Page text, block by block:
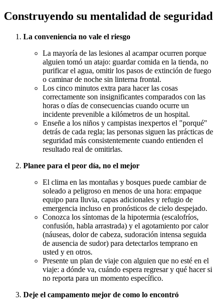
Construyendo su mentalidad de seguridad
La conveniencia no vale el riesgo
La mayoría de las lesiones al acampar ocurren porque
alguien tomó un atajo: guardar comida en la tienda, no
purificar el agua, omitir los pasos de extinción de fuego
o caminar de noche sin linterna frontal.
Los cinco minutos extra para hacer las cosas
correctamente son insignificantes comparados con las
horas o días de consecuencias cuando ocurre un
incidente prevenible a kilómetros de un hospital.
Enseñe a los niños y campistas inexpertos el "porqué"
detrás de cada regla; las personas siguen las prácticas de
seguridad más consistentemente cuando entienden el
resultado real de omitirlas.
Planee para el peor día, no el mejor
El clima en las montañas y bosques puede cambiar de
soleado a peligroso en menos de una hora: empaque
equipo para lluvia, capas adicionales y refugio de
emergencia incluso en pronósticos de cielo despejado.
Conozca los síntomas de la hipotermia (escalofríos,
confusión, habla arrastrada) y el agotamiento por calor
(náuseas, dolor de cabeza, sudoración intensa seguida
de ausencia de sudor) para detectarlos temprano en
usted y en otros.
Presente un plan de viaje con alguien que no esté en el
viaje: a dónde va, cuándo espera regresar y qué hacer si
no reporta para un momento específico.
Deje el campamento mejor de como lo encontró